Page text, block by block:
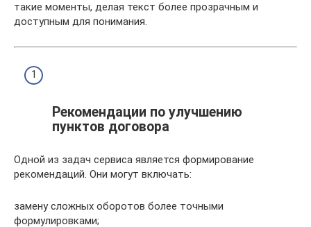
такие моменты, делая текст более прозрачным и
доступным для понимания.
Рекомендации по улучшению
пунктов договора
Одной из задач сервиса является формирование
рекомендаций. Они могут включать:
замену сложных оборотов более точными
формулировками;